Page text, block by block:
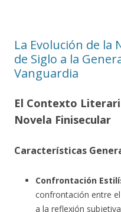
La Evolución de la
de Siglo a la
Vanguardia
El Contexto
Novela Finisecular
Características
Confrontación
confrontación entre
a la reflexión